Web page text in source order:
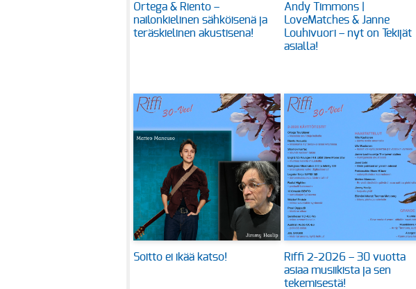
Ortega & Riento –
nailonkielinen sähköisenä ja
teräskielinen akustisena!
Andy Timmons |
LoveMatches & Janne
Louhivuori – nyt on Tekijät
asialla!
Soitto ei ikää katso!
Riffi 2-2026 – 30 vuotta
asiaa musiikista ja sen
tekemisestä!